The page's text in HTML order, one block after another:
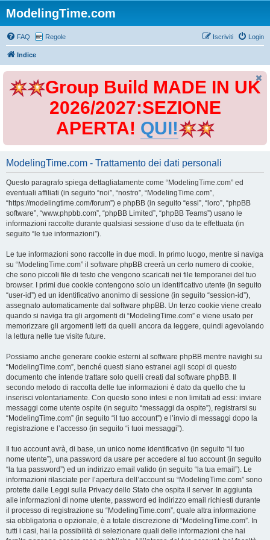
ModelingTime.com
FAQ Regole Login
Iscriviti
Indice
Group Build MADE IN UK
2026/2027:SEZIONE
APERTA! QUI!
ModelingTime.com - Trattamento dei dati personali
Questo paragrafo spiega dettagliatamente come “ModelingTime.com” ed
eventuali affiliati (in seguito “noi”, “nostro”, “ModelingTime.com”,
“https://modelingtime.com/forum”) e phpBB (in seguito “essi”, “loro”, “phpBB
software”, “www.phpbb.com”, “phpBB Limited”, “phpBB Teams”) usano le
informazioni raccolte durante qualsiasi sessione d’uso da te effettuata (in
seguito “le tue informazioni”).
Le tue informazioni sono raccolte in due modi. In primo luogo, mentre si naviga
su “ModelingTime.com” il software phpBB creerà un certo numero di cookie,
che sono piccoli file di testo che vengono scaricati nei file temporanei del tuo
browser. I primi due cookie contengono solo un identificativo utente (in seguito
“user-id”) ed un identificativo anonimo di sessione (in seguito “session-id”),
assegnato automaticamente dal software phpBB. Un terzo cookie viene creato
quando si naviga tra gli argomenti di “ModelingTime.com” e viene usato per
memorizzare gli argomenti letti da quelli ancora da leggere, quindi agevolando
la lettura nelle tue visite future.
Possiamo anche generare cookie esterni al software phpBB mentre navighi su
“ModelingTime.com”, benché questi siano estranei agli scopi di questo
documento che intende trattare solo quelli creati dal software phpBB. Il
secondo metodo di raccolta delle tue informazioni è dato da quello che tu
inserisci volontariamente. Con questo sono intesi e non limitati ad essi: inviare
messaggi come utente ospite (in seguito “messaggi da ospite”), registrarsi su
“ModelingTime.com” (in seguito “il tuo account”) e l’invio di messaggi dopo la
registrazione e l’accesso (in seguito “i tuoi messaggi”).
Il tuo account avrà, di base, un unico nome identificativo (in seguito “il tuo
nome utente”), una password da usare per accedere al tuo account (in seguito
“la tua password”) ed un indirizzo email valido (in seguito “la tua email”). Le
informazioni rilasciate per l’apertura dell’account su “ModelingTime.com” sono
protette dalle Leggi sulla Privacy dello Stato che ospita il server. In aggiunta
alle informazioni di nome utente, password ed indirizzo email richiesti durante
il processo di registrazione su “ModelingTime.com”, quale altra informazione
sia obbligatoria o opzionale, è a totale discrezione di “ModelingTime.com”. In
tutti i casi, hai la possibilità di selezionare quali delle informazioni che hai